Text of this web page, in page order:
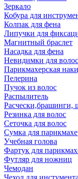
Зеркало
Кобура для
Колпак для фена
Липучки для
Магнитный браслет
Насадка для фена
Невидимки для волос
Парикмахерская
Пелерина
Пучок из волос
Распылитель
Расчески,брашинги,
Резинка для волос
Сеточка для волос
Сумка для
Учебная голова
Фартук для
Футляр для ножниц
Чемодан
Чехол для инстумента